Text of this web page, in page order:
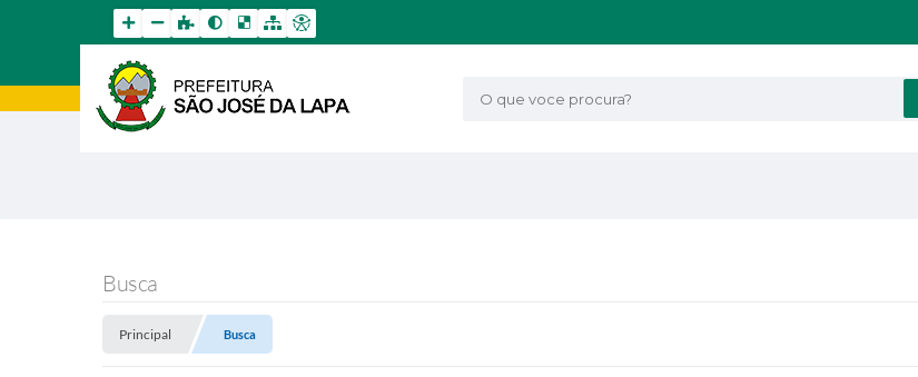
O que voce procura?
Busca
Principal Busca